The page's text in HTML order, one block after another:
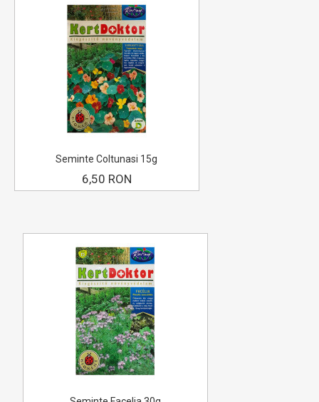
Seminte Coltunasi 15g
6,50 RON